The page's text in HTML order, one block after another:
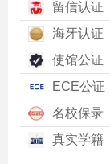
留信认证
海牙认证
使馆公证
ECE公证
名校保录
真实学籍